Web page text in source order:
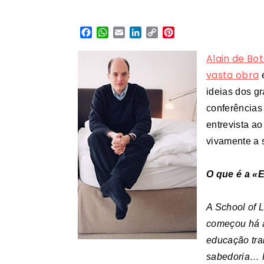
Facebook
WhatsApp
EmailLinkedIn
Copy
Alain de
vasta obra
ideias dos
conferências
entrevista ao
vivamente a
O que é a
A School of
começou há
educação
sabedoria…